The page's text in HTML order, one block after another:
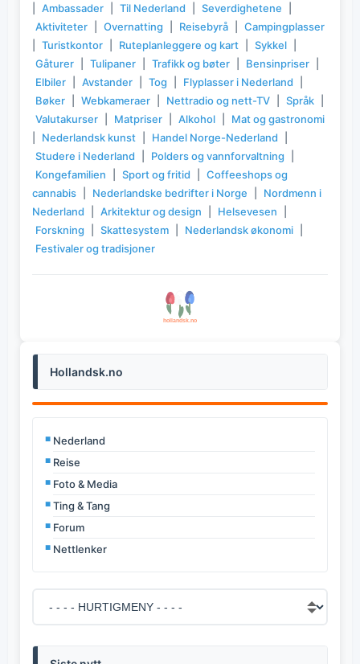
Hollandsk.no
Nederland
Reise
Foto & Media
Ting & Tang
Forum
Nettlenker
Ambassader Til Nederland Severdighetene
Aktiviteter
Overnatting Reisebyrå
Campingplasser
Turistkontor Ruteplanleggere og kart Sykkel
Gåturer
Tulipaner Trafikk og bøter Bensinpriser
Elbiler
Avstander Tog Flyplasser i Nederland
Bøker
Webkameraer Nettradio og nett-TV Språk
Valutakurser
Matpriser Alkohol
Mat og gastronomi
Nederlandsk kunst Handel Norge-Nederland
Studere i Nederland
Polders og vannforvaltning
Kongefamilien
Sport og fritid
Coffeeshops og
cannabis
Nederlandske bedrifter i Norge
Nordmenn i
Nederland
Arkitektur og design Helsevesen
Forskning
Skattesystem Nederlandsk økonomi
Festivaler og tradisjoner